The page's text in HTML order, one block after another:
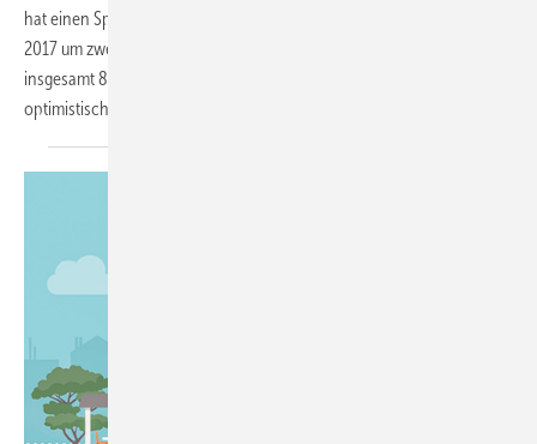
hat einen Spitzenwert erreicht. Der aktuelle Wert stieg im Frühjahr
2017 um zwei Punkte im Vergleich zu seinem Stand vom Vorjahr auf
insgesamt 84,2 Punkte. Die Gründe für den Anstieg waren die
optimistischen Aussichten